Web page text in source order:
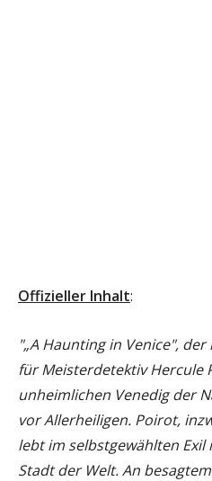
Offizieller Inhalt:
"„A Haunting in Venice",
für Meisterdetektiv Hercule
unheimlichen Venedig der
vor Allerheiligen. Poirot,
lebt im selbstgewählten
Stadt der Welt. An